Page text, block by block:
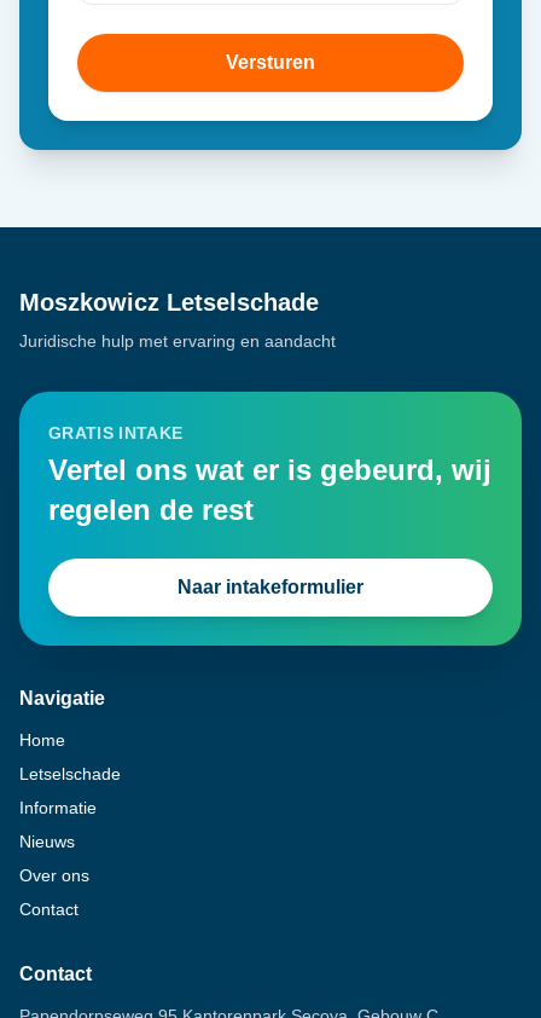
Versturen
Moszkowicz Letselschade
Juridische hulp met ervaring en aandacht
GRATIS INTAKE
Vertel ons wat er is gebeurd, wij
regelen de rest
Naar intakeformulier
Navigatie
Home
Letselschade
Informatie
Nieuws
Over ons
Contact
Contact